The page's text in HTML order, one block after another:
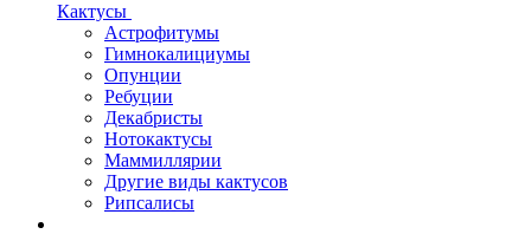
Кактусы
Астрофитумы
Гимнокалициумы
Опунции
Ребуции
Декабристы
Нотокактусы
Маммиллярии
Другие виды кактусов
Рипсалисы